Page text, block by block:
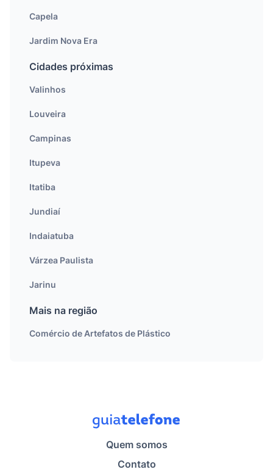
Capela
Jardim Nova Era
Cidades próximas
Valinhos
Louveira
Campinas
Itupeva
Itatiba
Jundiaí
Indaiatuba
Várzea Paulista
Jarinu
Mais na região
Comércio de Artefatos de Plástico
Quem somos
Contato